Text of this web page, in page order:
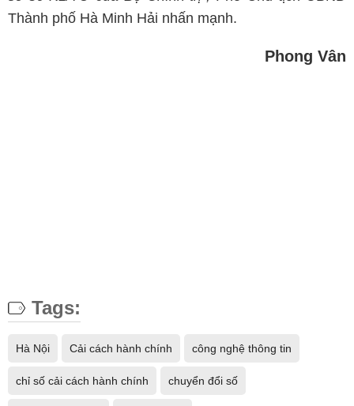
Thành phố Hà Minh Hải nhấn mạnh.
Phong Vân
Tags:
Hà Nội Cải cách hành chính công nghệ thông tin
chỉ số cải cách hành chính chuyển đổi số